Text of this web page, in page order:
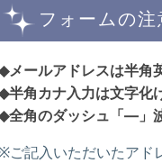
フォームの注
メールアドレスは半角
半角カナ入力は文字化
全角のダッシュ「―」
ご記入いただいたアド